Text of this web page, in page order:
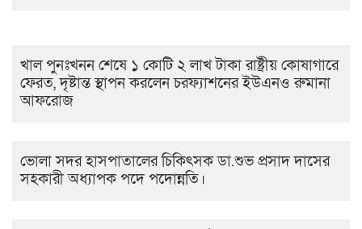
খাল পুনঃখনন শেষে ১ কোটি ২ লাখ টাকা রাষ্ট্রীয় কোষাগারে
ফেরত, দৃষ্টান্ত স্থাপন করলেন চরফ্যাশনের ইউএনও রুমানা
আফরোজ
ভোলা সদর হাসপাতালের চিকিৎসক ডা.শুভ প্রসাদ দাসের
সহকারী অধ্যাপক পদে পদোন্নতি।